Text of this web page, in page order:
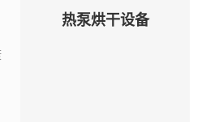
热泵烘干设备